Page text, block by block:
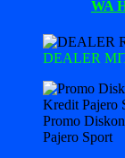
WA
DEALER
Promo
Pajero Sport